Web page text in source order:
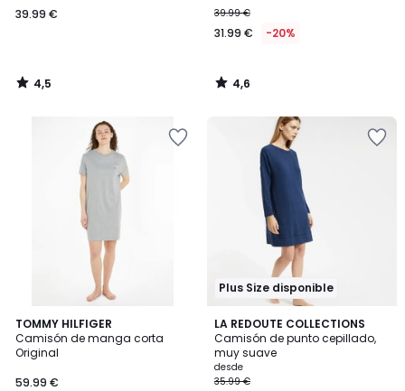
39.99 €
4,5
/
39.99 €
31.99 € -20%
4,6
/
TOMMY HILFIGER
Camisón de manga corta
Original
59.99 €
Plus Size disponible
LA REDOUTE COLLECTIONS
Camisón de punto cepillado,
muy suave
desde
35.99 €
3
/
5
2
Colores